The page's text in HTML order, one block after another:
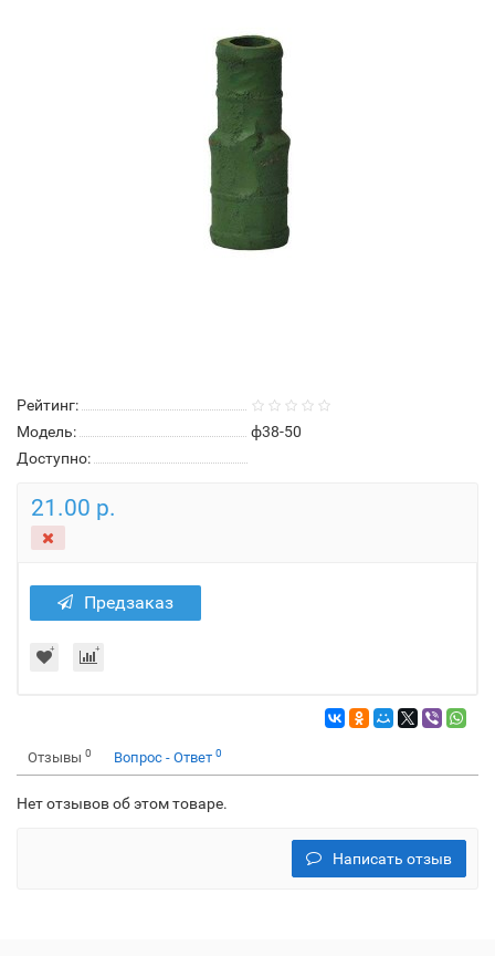
Рейтинг:
Модель:
ф38-50
Доступно:
21.00 р.
Предзаказ
Отзывы 0 Вопрос - Ответ 0
Нет отзывов об этом товаре.
Написать отзыв